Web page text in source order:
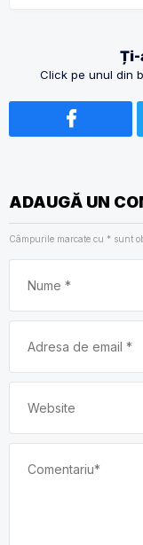
Ți-
Click pe unul din
ADAUGĂ UN
Câmpurile marcate cu * sunt